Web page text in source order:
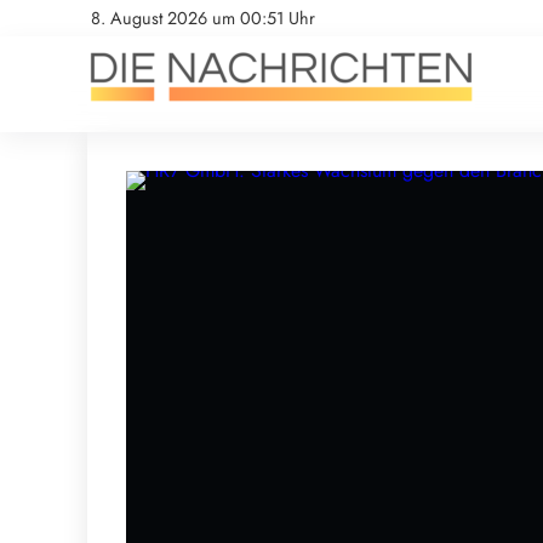
8. August 2026 um 00:51 Uhr